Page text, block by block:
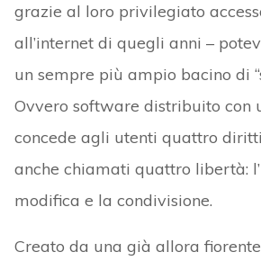
grazie al loro privilegiato
all’internet di quegli anni –
un sempre più ampio bacino di
Ovvero software distribuito con
concede agli utenti quattro
anche chiamati quattro libertà:
modifica e la condivisione.
Creato da una già allora